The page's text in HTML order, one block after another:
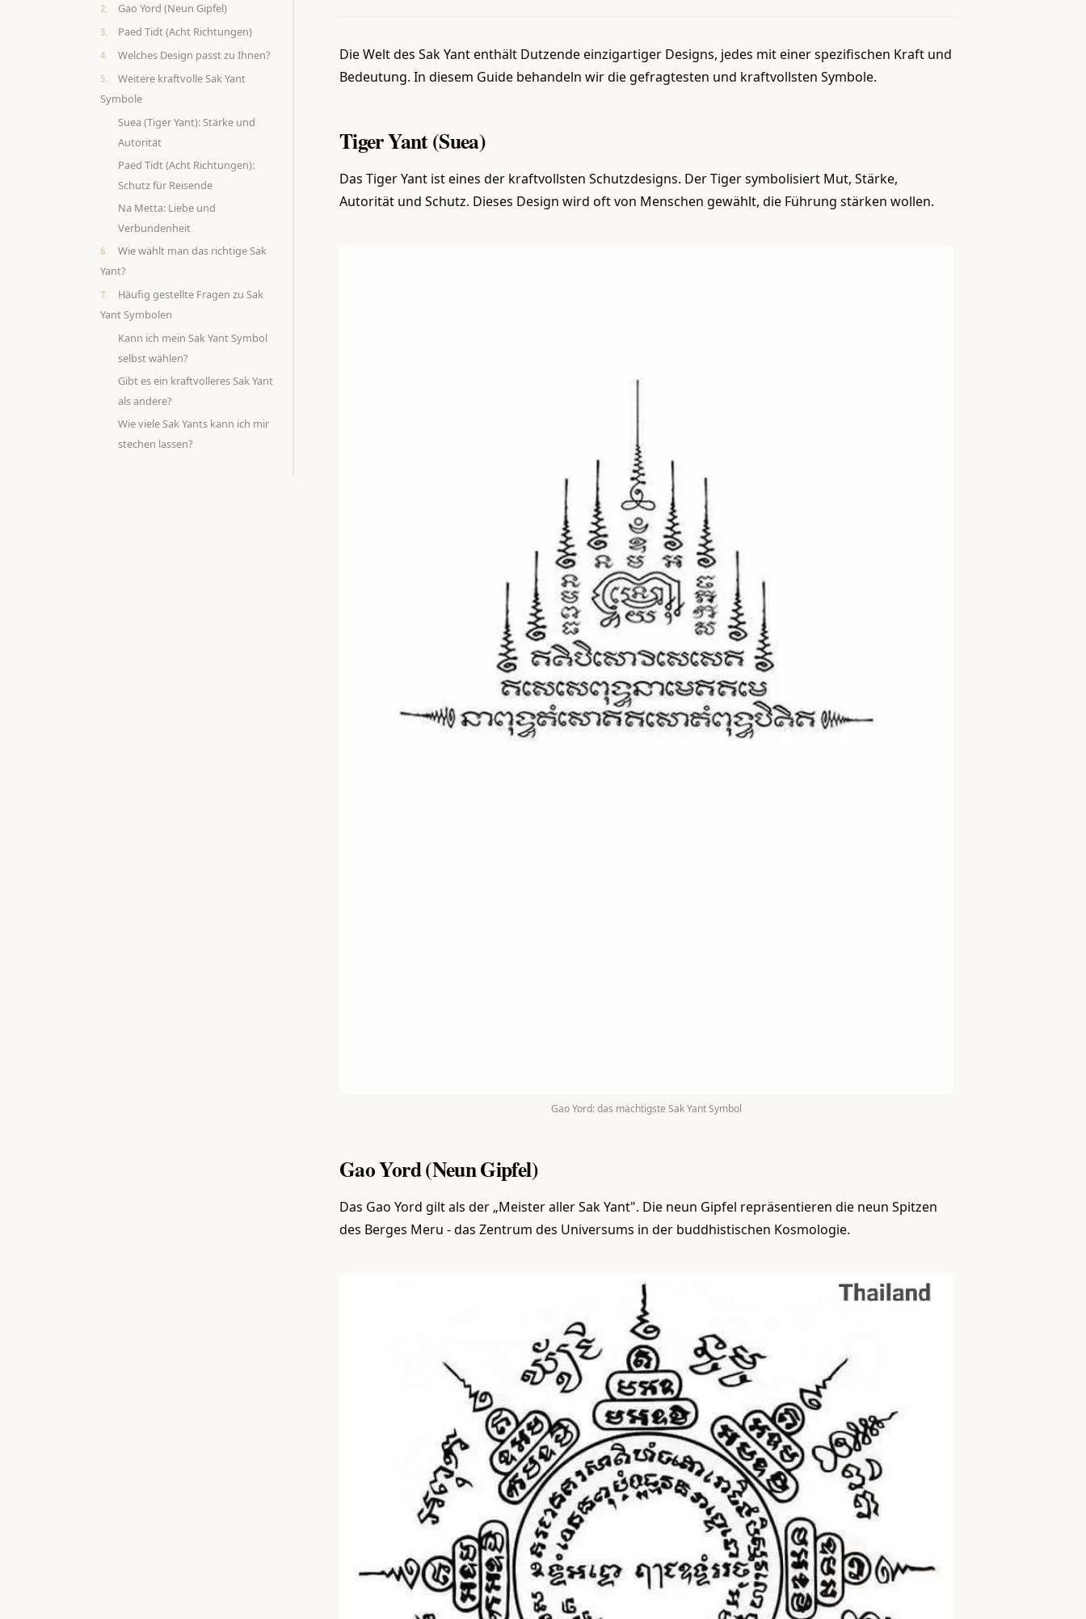
Gao Yord (Neun Gipfel)
Paed Tidt (Acht Richtungen)
Welches Design passt zu Ihnen?
Weitere kraftvolle Sak Yant
Symbole
Suea (Tiger Yant): Stärke und
Autorität
Paed Tidt (Acht Richtungen):
Schutz für Reisende
Na Metta: Liebe und
Verbundenheit
Wie wählt man das richtige Sak
Yant?
Häufig gestellte Fragen zu Sak
Yant Symbolen
Kann ich mein Sak Yant Symbol
selbst wählen?
Gibt es ein kraftvolleres Sak Yant
als andere?
Wie viele Sak Yants kann ich mir
stechen lassen?
Die Welt des Sak Yant enthält Dutzende einzigartiger Designs, jedes mit einer spezifischen Kraft und
Bedeutung. In diesem Guide behandeln wir die gefragtesten und kraftvollsten Symbole.
Tiger Yant (Suea)
Das Tiger Yant ist eines der kraftvollsten Schutzdesigns. Der Tiger symbolisiert Mut, Stärke,
Autorität und Schutz. Dieses Design wird oft von Menschen gewählt, die Führung stärken wollen.
Gao Yord: das mächtigste Sak Yant Symbol
Gao Yord (Neun Gipfel)
Das Gao Yord gilt als der „Meister aller Sak Yant". Die neun Gipfel repräsentieren die neun Spitzen
des Berges Meru - das Zentrum des Universums in der buddhistischen Kosmologie.